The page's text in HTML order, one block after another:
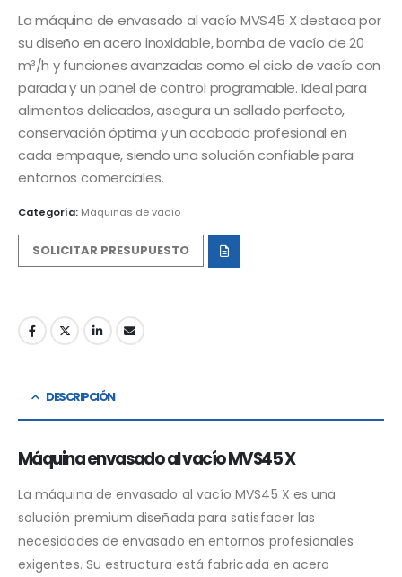
La máquina de envasado al vacío MVS45 X destaca por
su diseño en acero inoxidable, bomba de vacío de 20
m³/h y funciones avanzadas como el ciclo de vacío con
parada y un panel de control programable. Ideal para
alimentos delicados, asegura un sellado perfecto,
conservación óptima y un acabado profesional en
cada empaque, siendo una solución confiable para
entornos comerciales.
Categoría: Máquinas de vacío
SOLICITAR PRESUPUESTO
DESCRIPCIÓN
Máquina envasado al vacío MVS45 X
La máquina de envasado al vacío MVS45 X es una
solución premium diseñada para satisfacer las
necesidades de envasado en entornos profesionales
exigentes. Su estructura está fabricada en acero